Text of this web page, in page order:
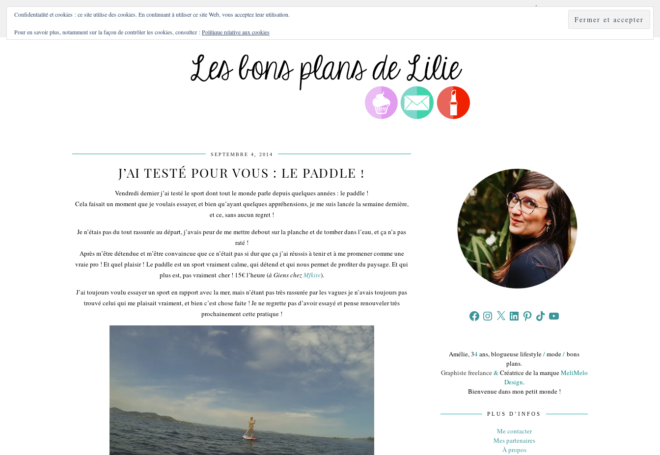
SEPTEMBRE 4, 2014
J’AI TESTÉ POUR VOUS : LE PADDLE !
Vendredi dernier j’ai testé le sport dont tout le monde parle depuis quelques années : le paddle !
Cela faisait un moment que je voulais essayer, et bien qu’ayant quelques appréhensions, je me suis lancée la semaine dernière,
et ce, sans aucun regret !
Je n’étais pas du tout rassurée au départ, j’avais peur de me mettre debout sur la planche et de tomber dans l’eau, et ça n’a pas
raté !
Après m’être détendue et m’être convaincue que ce n’était pas si dur que ça j’ai réussis à tenir et à me promener comme une
vraie pro ! Et quel plaisir ! Le paddle est un sport vraiment calme, qui détend et qui nous permet de profiter du paysage. Et qui
plus est, pas vraiment cher ! 15€ l’heure (à Giens chezMfkite).
J’ai toujours voulu essayer un sport en rapport avec la mer, mais n’étant pas très rassurée par les vagues je n’avais toujours pas
trouvé celui qui me plaisait vraiment, et bien c’est chose faite ! Je ne regrette pas d’avoir essayé et pense renouveler très
prochainement cette pratique !
FacebookInstagram
X LinkedInPinterestTikTokYouTube
Amélie, 34ans, blogueuse lifestyle/mode/ bons
plans.
Graphiste freelance&Créatrice de la marqueMeliMelo
Design.
Bienvenue dans mon petit monde !
PLUS D’INFOS
Me contacter
Mes partenaires
À propos
Confidentialité et cookies : ce site utilise des cookies. En continuant à utiliser ce site Web, vous acceptez leur utilisation.
Pour en savoir plus, notamment sur la façon de contrôler les cookies, consultez :Politique relative aux cookies